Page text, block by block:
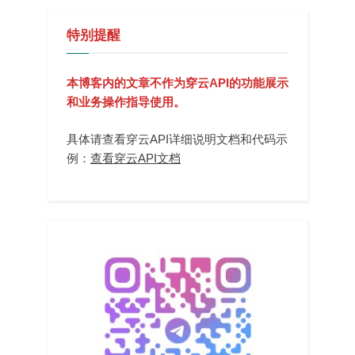
特别提醒
本博客内的文章不作为穿云API的功能展示
和业务操作指导使用。
具体请查看穿云API详细说明文档和代码示
例： 查看穿云API文档